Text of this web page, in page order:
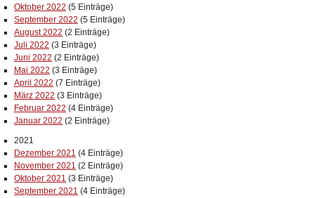
Oktober 2022 (5 Einträge)
September 2022 (5 Einträge)
August 2022 (2 Einträge)
Juli 2022 (3 Einträge)
Juni 2022 (2 Einträge)
Mai 2022 (3 Einträge)
April 2022 (7 Einträge)
März 2022 (3 Einträge)
Februar 2022 (4 Einträge)
Januar 2022 (2 Einträge)
2021
Dezember 2021 (4 Einträge)
November 2021 (2 Einträge)
Oktober 2021 (3 Einträge)
September 2021 (4 Einträge)